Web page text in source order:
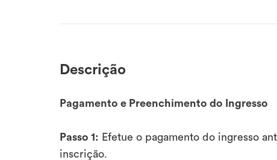
Descrição
Pagamento e Preenchimento do Ingresso
Passo 1: Efetue o pagamento do ingresso
inscrição.